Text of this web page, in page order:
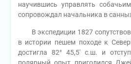
научившись управлять
сопровождал начальника в
В экспедиции 1827
в истории пешем походе к
достигла 82° 45,5′ с.ш. и